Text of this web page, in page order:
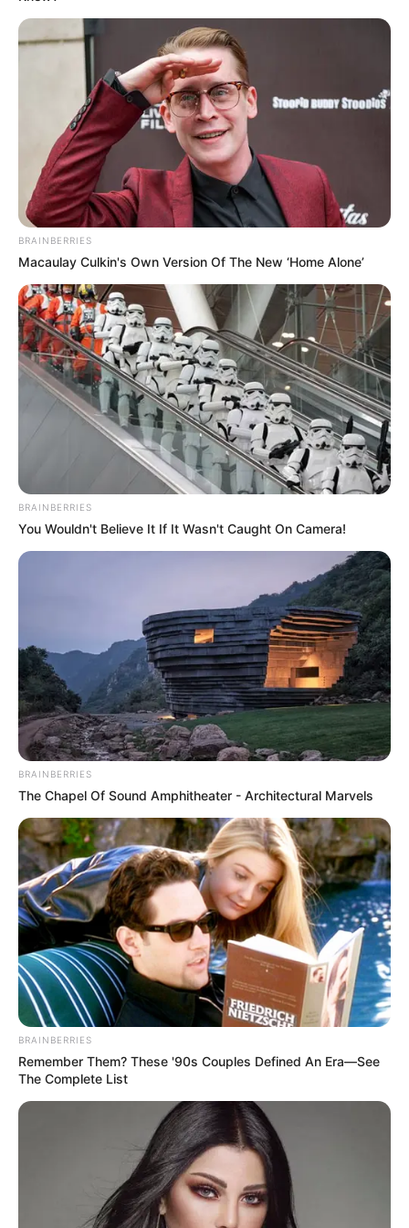
The Most Unexpected Wedding Dance Moments
These Wedding Dance Moves Broke The Internet
BRAINBERRIES
What Happened To Laura San Giacomo? She's Still
It Might Be Quentin Tarantino's Last Movie
BRAINBERRIES
Sensational Seductress: Demi Moore's Most
Scandalous Performances
BRAINBERRIES
BRAINBERRIES
Macaulay Culkin's Own Version Of The New ‘Home Alone’
BRAINBERRIES
You Wouldn't Believe It If It Wasn't Caught On Camera!
BRAINBERRIES
The Chapel Of Sound Amphitheater - Architectural Marvels
BRAINBERRIES
Remember Them? These '90s Couples Defined An Era—See
The Complete List